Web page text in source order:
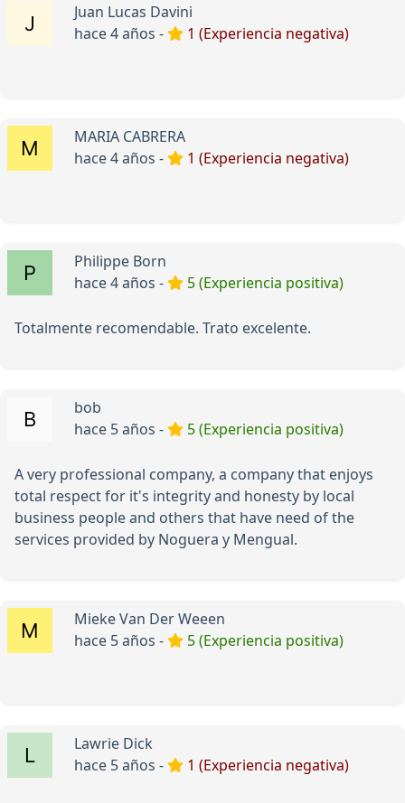
Juan Lucas Davini
hace 4 años -
1 (Experiencia negativa)
MARIA CABRERA
hace 4 años -
1 (Experiencia negativa)
Philippe Born
hace 4 años -
5 (Experiencia positiva)
Totalmente recomendable. Trato excelente.
bob
hace 5 años -
5 (Experiencia positiva)
A very professional company, a company that enjoys
total respect for it's integrity and honesty by local
business people and others that have need of the
services provided by Noguera y Mengual.
Mieke Van Der Weeen
hace 5 años -
5 (Experiencia positiva)
Lawrie Dick
hace 5 años -
1 (Experiencia negativa)